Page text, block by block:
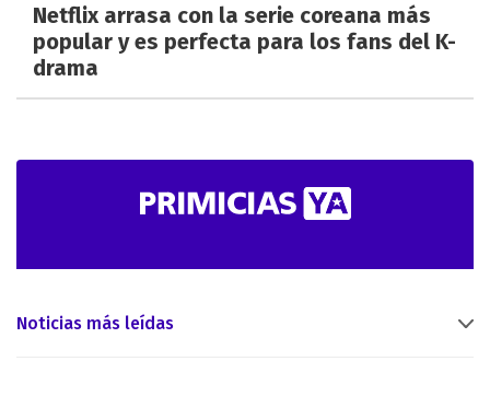
Netflix arrasa con la serie coreana más
popular y es perfecta para los fans del K-
drama
Noticias más leídas